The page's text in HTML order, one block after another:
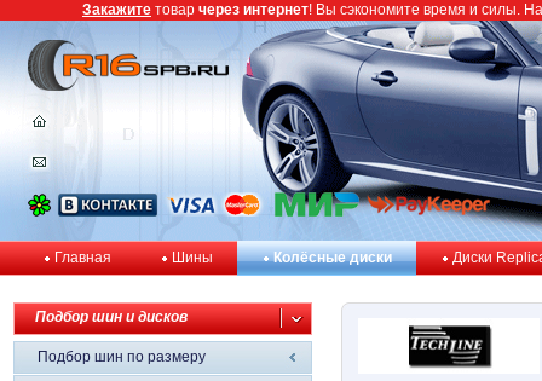
Главная Шины Колёсные диски Диски
Подбор шин и дисков
Подбор шин по размеру
Закажите товар через интернет! Вы сэкономите время и силы.